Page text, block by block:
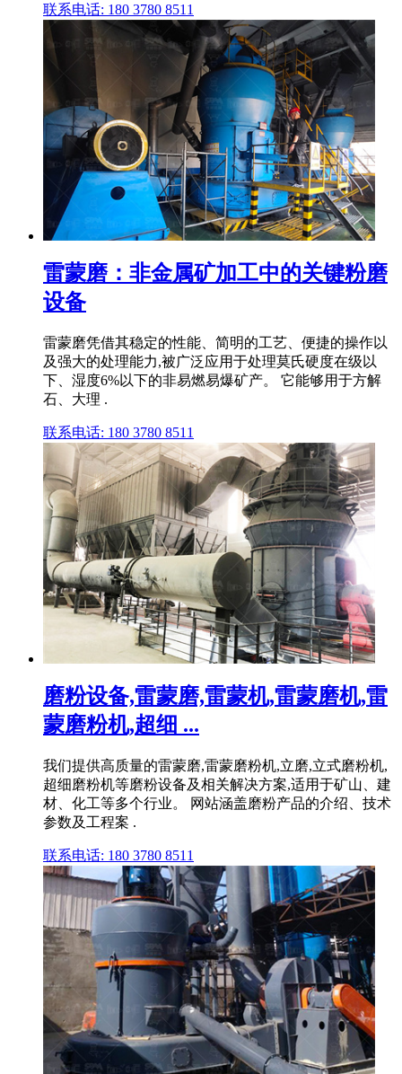
联系电话: 180 3780 8511
雷蒙磨：非金属矿加工中的关键粉磨
设备
雷蒙磨凭借其稳定的性能、简明的工艺、便捷的操作以
及强大的处理能力,被广泛应用于处理莫氏硬度在级以
下、湿度6%以下的非易燃易爆矿产。 它能够用于方解
石、大理 .
联系电话: 180 3780 8511
磨粉设备,雷蒙磨,雷蒙机,雷蒙磨机,雷
蒙磨粉机,超细 ...
我们提供高质量的雷蒙磨,雷蒙磨粉机,立磨,立式磨粉机,
超细磨粉机等磨粉设备及相关解决方案,适用于矿山、建
材、化工等多个行业。 网站涵盖磨粉产品的介绍、技术
参数及工程案 .
联系电话: 180 3780 8511